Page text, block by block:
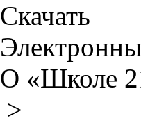
Скачать
О «Школе
>